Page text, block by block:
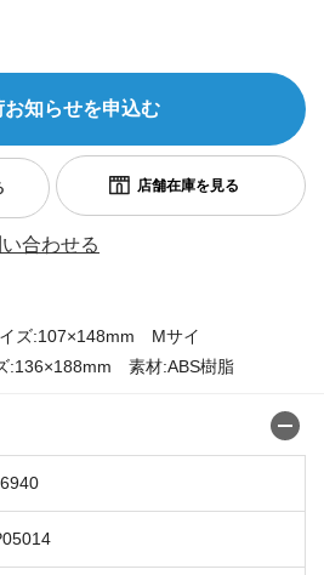
お知らせを申込む
合わせる
ズ:107×148mm Mサイ
:136×188mm 素材:ABS樹脂